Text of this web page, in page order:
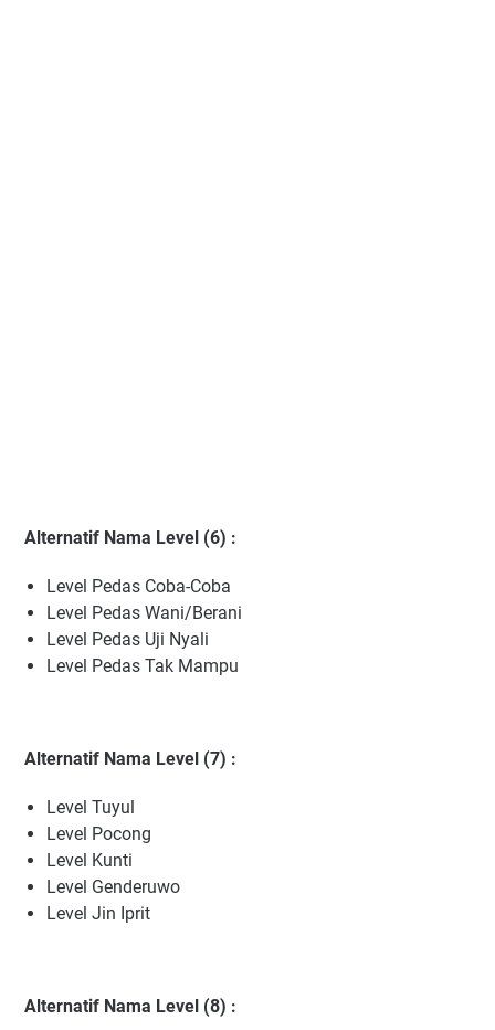
Alternatif Nama Level (6) :
Level Pedas Coba-Coba
Level Pedas Wani/Berani
Level Pedas Uji Nyali
Level Pedas Tak Mampu
Alternatif Nama Level (7) :
Level Tuyul
Level Pocong
Level Kunti
Level Genderuwo
Level Jin Iprit
Alternatif Nama Level (8) :